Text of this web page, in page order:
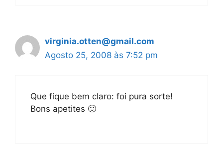
virginia.otten@gmail.com
Agosto 25, 2008 às 7:52 pm
Que fique bem claro: foi pura sorte!
Bons apetites 🙂